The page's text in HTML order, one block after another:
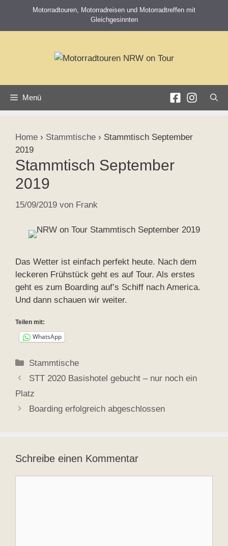
springen
Motorradtouren, Motorradreisen und Motorradtreffen mit
Gleichgesinnten
Menü
Home › Stammtische › Stammtisch September
2019
Stammtisch September
2019
15/09/2019 von Frank
Das Wetter ist einfach perfekt heute. Nach dem
leckeren Frühstück geht es auf Tour. Als erstes
geht es zum Boarding auf’s Schiff nach America.
Und dann schauen wir weiter.
Teilen mit:
WhatsApp
Kategorien
Stammtische
STT 2020 Basishotel gebucht – nur noch ein
Platz
Boarding erfolgreich abgeschlossen
Schreibe einen Kommentar